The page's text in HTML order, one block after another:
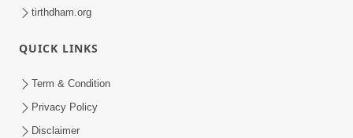
હરિ નવમીએ આટલું દ્રઢ કરી દઈએ તો બેડો પાર
tirthdham.org
QUICK LINKS
Term & Condition
Privacy Policy
Disclaimer